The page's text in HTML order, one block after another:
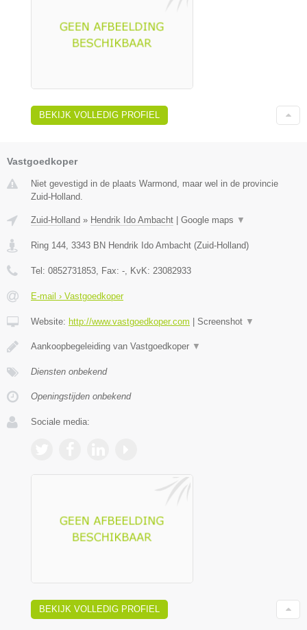
BEKIJK VOLLEDIG PROFIEL
Vastgoedkoper
Niet gevestigd in de plaats Warmond, maar wel in de provincie
Zuid-Holland.
Zuid-Holland » Hendrik Ido Ambacht Google maps ▼
Ring 144 3343 BN Hendrik Ido Ambacht (Zuid-Holland)
Tel: 0852731853 , Fax: - , KvK: 23082933
E-mail › Vastgoedkoper
Website: http://www.vastgoedkoper.com Screenshot ▼
Aankoopbegeleiding van Vastgoedkoper ▼
Diensten onbekend
Openingstijden onbekend
Sociale media:
BEKIJK VOLLEDIG PROFIEL